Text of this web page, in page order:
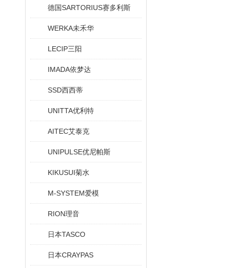
德国SARTORIUS赛多利斯
WERKA未禾华
LECIP三阳
IMADA依梦达
SSD西西蒂
UNITTA优利特
AITEC艾泰克
UNIPULSE优尼帕斯
KIKUSUI菊水
M-SYSTEM爱模
RION理音
日本TASCO
日本CRAYPAS